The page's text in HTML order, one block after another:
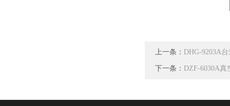
上一条： DHG-9203A
下一条： DZF-6030A真